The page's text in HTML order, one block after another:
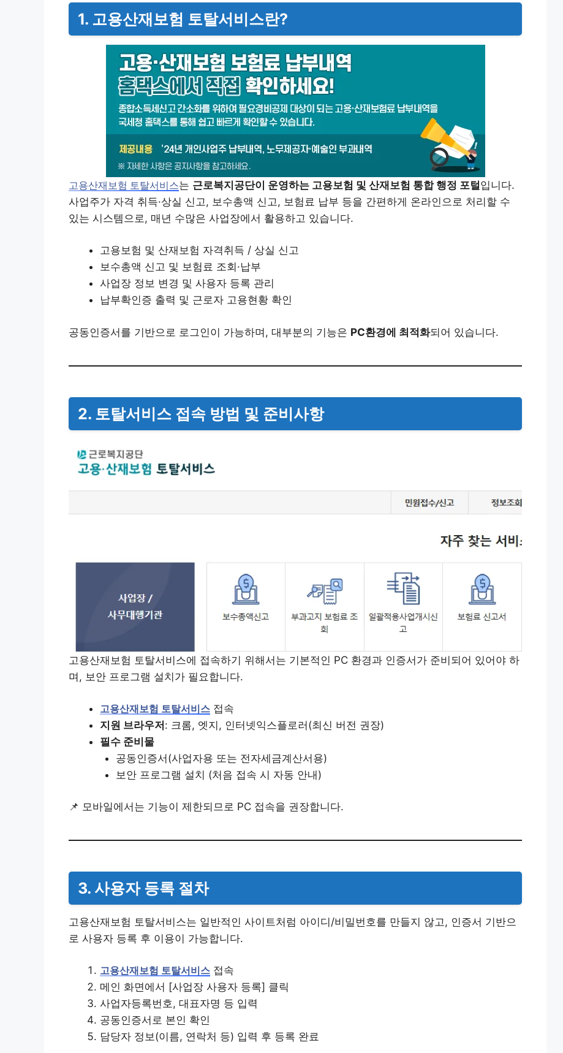
1. 고용산재보험 토탈서비스란?
고용산재보험 토탈서비스는 근로복지공단이 운영하는 고용보험 및 산재보험 통합 행정 포털입니다.
사업주가 자격 취득·상실 신고, 보수총액 신고, 보험료 납부 등을 간편하게 온라인으로 처리할 수
있는 시스템으로, 매년 수많은 사업장에서 활용하고 있습니다.
고용보험 및 산재보험 자격취득 / 상실 신고
보수총액 신고 및 보험료 조회·납부
사업장 정보 변경 및 사용자 등록 관리
납부확인증 출력 및 근로자 고용현황 확인
공동인증서를 기반으로 로그인이 가능하며, 대부분의 기능은 PC환경에 최적화되어 있습니다.
2. 토탈서비스 접속 방법 및 준비사항
고용산재보험 토탈서비스에 접속하기 위해서는 기본적인 PC 환경과 인증서가 준비되어 있어야 하
며, 보안 프로그램 설치가 필요합니다.
고용산재보험 토탈서비스 접속
지원 브라우저: 크롬, 엣지, 인터넷익스플로러(최신 버전 권장)
필수 준비물
공동인증서(사업자용 또는 전자세금계산서용)
보안 프로그램 설치 (처음 접속 시 자동 안내)
📌 모바일에서는 기능이 제한되므로 PC 접속을 권장합니다.
3. 사용자 등록 절차
고용산재보험 토탈서비스는 일반적인 사이트처럼 아이디/비밀번호를 만들지 않고, 인증서 기반으
로 사용자 등록 후 이용이 가능합니다.
고용산재보험 토탈서비스 접속
메인 화면에서 [사업장 사용자 등록] 클릭
사업자등록번호, 대표자명 등 입력
공동인증서로 본인 확인
담당자 정보(이름, 연락처 등) 입력 후 등록 완료